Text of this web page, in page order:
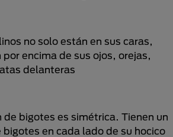
no solo están en sus caras,
encima de sus ojos, orejas,
delanteras
de bigotes es simétrica. Tienen un
bigotes en cada lado de su hocico